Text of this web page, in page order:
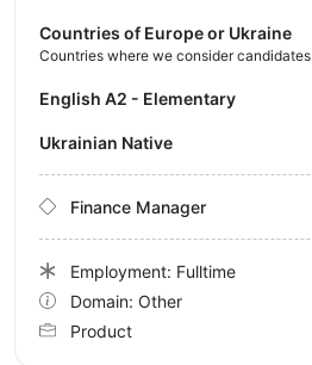
Countries of Europe or Ukraine
Countries where we consider candidates
English A2 - Elementary
Ukrainian Native
Finance Manager
Employment: Fulltime
Domain: Other
Product